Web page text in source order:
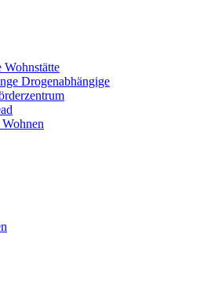
Wohnstätte
Drogenabhängige